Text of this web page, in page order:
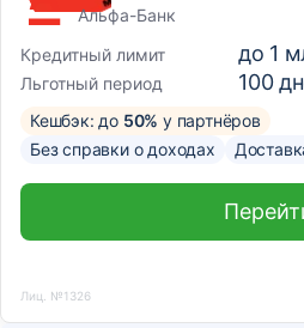
Альфа-Банк
Кредитный лимит
до 1
Льготный период 100
Кешбэк: до 50% у партнёров
Без справки о доходах
Лиц. №1326